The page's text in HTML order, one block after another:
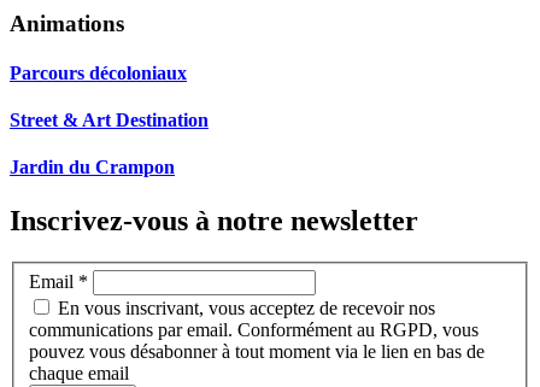
Animations
Parcours décoloniaux
Street & Art Destination
Jardin du Crampon
Inscrivez-vous à notre newsletter
Newsletter
Email *
En vous inscrivant, vous acceptez de recevoir nos
communications par email. Conformément au RGPD, vous
pouvez vous désabonner à tout moment via le lien en bas de
chaque email